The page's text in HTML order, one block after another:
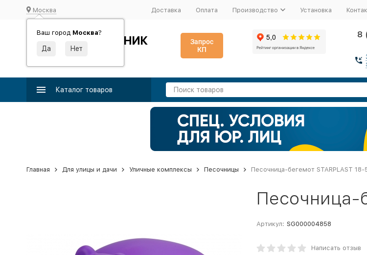
Москва
Ваш город Москва?
Доставка Оплата Производство Установка
ИДЕАЛЬНЫЙ ТУРНИК
Производство и поставка спортивного оборудования
Запрос
КП
8
Каталог товаров
Главная Для улицы и дачи Уличные комплексы Песочницы Песочница-бегемот STARPLAST 18-
Песочница-
Артикул: SG000004858
Написать отзыв